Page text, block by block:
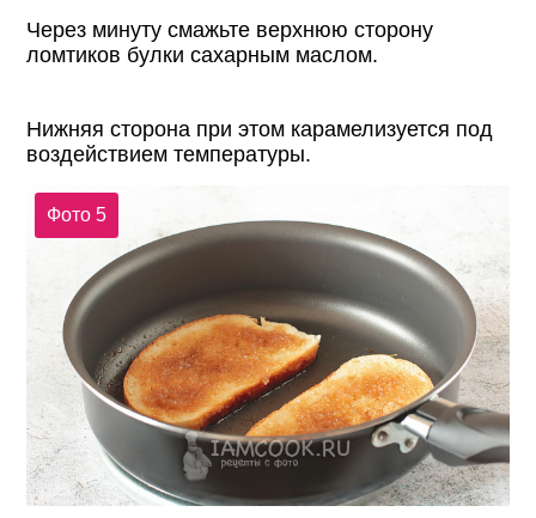
Через минуту смажьте верхнюю сторону
ломтиков булки сахарным маслом.
Нижняя сторона при этом карамелизуется под
воздействием температуры.
Фото 5